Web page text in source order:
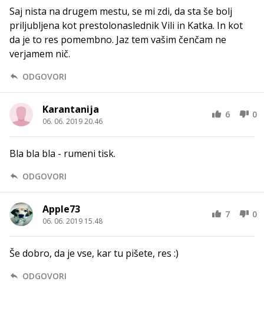
Saj nista na drugem mestu, se mi zdi, da sta še bolj
priljubljena kot prestolonaslednik Vili in Katka. In kot
da je to res pomembno. Jaz tem vašim čenčam ne
verjamem nič.
ODGOVORI
Karantanija
06. 06. 2019 20.46
6 0
Bla bla bla - rumeni tisk.
ODGOVORI
Apple73
06. 06. 2019 15.48
7 0
Še dobro, da je vse, kar tu pišete, res :)
ODGOVORI